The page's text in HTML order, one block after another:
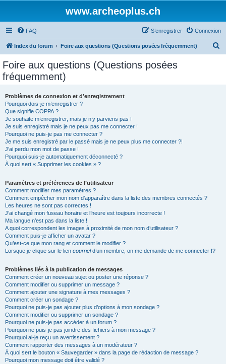
www.archeoplus.ch
FAQ Connexion
S’enregistrer
Index du forum Foire aux questions (Questions posées fréquemment)
Foire aux questions (Questions posées
fréquemment)
Problèmes de connexion et d’enregistrement
Pourquoi dois-je m’enregistrer ?
Que signifie COPPA ?
Je souhaite m’enregistrer, mais je n’y parviens pas !
Je suis enregistré mais je ne peux pas me connecter !
Pourquoi ne puis-je pas me connecter ?
Je me suis enregistré par le passé mais je ne peux plus me connecter ?!
J’ai perdu mon mot de passe !
Pourquoi suis-je automatiquement déconnecté ?
À quoi sert « Supprimer les cookies » ?
Paramètres et préférences de l’utilisateur
Comment modifier mes paramètres ?
Comment empêcher mon nom d’apparaître dans la liste des membres connectés ?
Les heures ne sont pas correctes !
J’ai changé mon fuseau horaire et l’heure est toujours incorrecte !
Ma langue n’est pas dans la liste !
A quoi correspondent les images à proximité de mon nom d’utilisateur ?
Comment puis-je afficher un avatar ?
Qu’est-ce que mon rang et comment le modifier ?
Lorsque je clique sur le lien courrield’un membre, on me demande de me connecter !?
Problèmes liés à la publication de messages
Comment créer un nouveau sujet ou poster une réponse ?
Comment modifier ou supprimer un message ?
Comment ajouter une signature à mes messages ?
Comment créer un sondage ?
Pourquoi ne puis-je pas ajouter plus d’options à mon sondage ?
Comment modifier ou supprimer un sondage ?
Pourquoi ne puis-je pas accéder à un forum ?
Pourquoi ne puis-je pas joindre des fichiers à mon message ?
Pourquoi ai-je reçu un avertissement ?
Comment rapporter des messages à un modérateur ?
À quoi sert le bouton « Sauvegarder » dans la page de rédaction de message ?
Pourquoi mon message doit être validé ?